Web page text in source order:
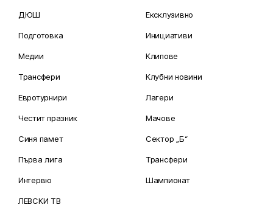
ДЮШ
Подготовка
Медии
Трансфери
Евротурнири
Честит празник
Синя памет
Първа лига
Интервю
ЛЕВСКИ ТВ
Ексклузивно
Инициативи
Клипове
Клубни новини
Лагери
Мачове
Сектор „Б“
Трансфери
Шампионат